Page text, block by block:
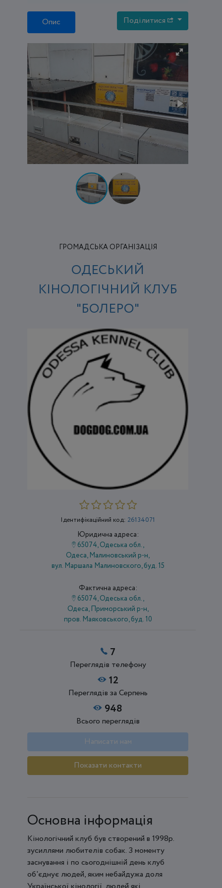
Опис Поділитися
ГРОМАДСЬКА ОРГАНІЗАЦІЯ
ОДЕСЬКИЙ
КІНОЛОГІЧНИЙ КЛУБ
"БОЛЕРО"
Ідентифікаційний код: 26134071
Юридична адреса:
65074, Одеська обл.,
Одеса, Малиновський р-н,
вул. Маршала Малиновского, буд. 15
Фактична адреса:
65074, Одеська обл.,
Одеса, Приморський р-н,
пров. Маяковського, буд. 10
7
Переглядів телефону
12
Переглядів за Серпень
948
Всього переглядів
Написати нам
Показати контакти
Основна інформація
Кінологічний клуб був створений в 1998р.
зусиллями любителів собак. З моменту
заснування і по сьогоднішній день клуб
об'єднує людей, яким небайдужа доля